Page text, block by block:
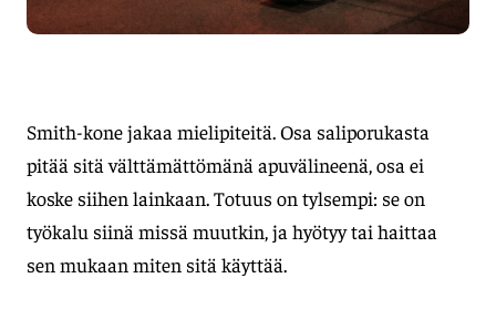
Smith-kone jakaa mielipiteitä. Osa saliporukasta
pitää sitä välttämättömänä apuvälineenä, osa ei
koske siihen lainkaan. Totuus on tylsempi: se on
työkalu siinä missä muutkin, ja hyötyy tai haittaa
sen mukaan miten sitä käyttää.